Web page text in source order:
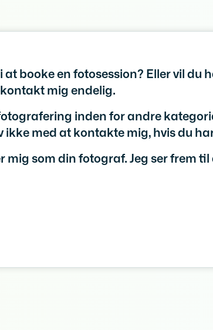
at booke en fotosession? Eller vil du
mig endelig.
inden for andre
ikke med at kontakte mig, hvis du
mig som din fotograf. Jeg ser frem